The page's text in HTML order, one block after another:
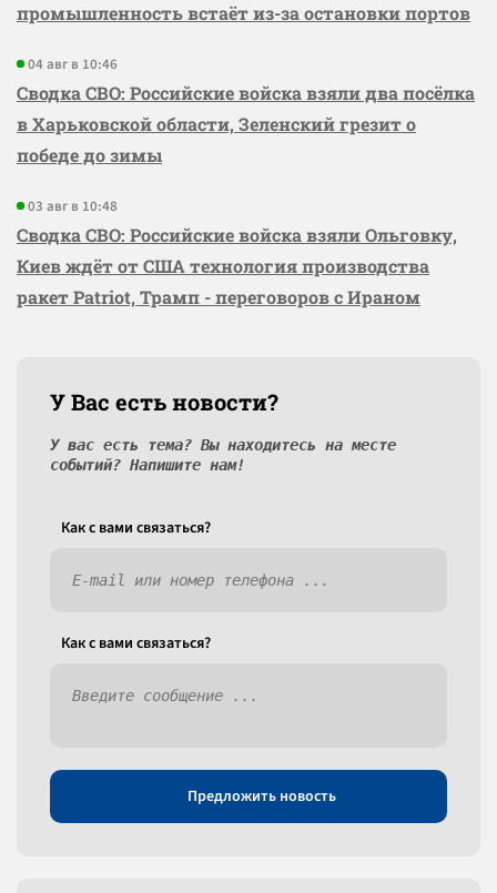
промышленность встаёт из-за остановки портов
04 авг в 10:46
Сводка СВО: Российские войска взяли два посёлка
в Харьковской области, Зеленский грезит о
победе до зимы
03 авг в 10:48
Сводка СВО: Российские войска взяли Ольговку,
Киев ждёт от США технология производства
ракет Patriot, Трамп - переговоров с Ираном
У Вас есть новости?
У вас есть тема? Вы находитесь на месте
событий? Напишите нам!
Как c вами связаться?
Как c вами связаться?
Предложить новость